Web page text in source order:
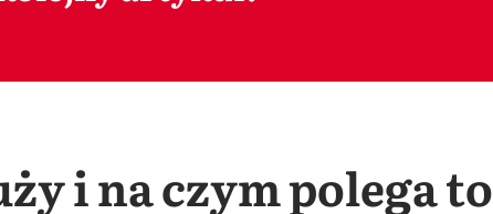
i na czym polega to